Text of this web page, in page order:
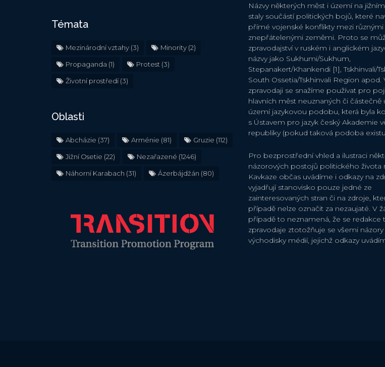
Témata
Mezinárodní vztahy (3) Minority (2)
Propaganda (1) Protest (3)
Životní prostředí(3)
Oblasti
Abcházie (37) Arménie (81) Gruzie (112)
Jižní Osetie (22) Nezařazené (1246)
Náhorní Karabach (31) Ázerbájdžán (80)
Názvy některých měst i území na
staly součástí politických bojů, které
přímé vojenské konflikty mezi různými
znepřátelenými zeměmi. Proto se
zpravodajství v ruském i anglickém
názvy jako Sukhumi/Sukhum,
Stepanakert/Khankendi [1], Tskhinvali/
South Ossetia/Tskhinvali Region
zpravodaji se snažíme používat pro
hlavních měst neuznaných či částečně
území jazykovou podobu, která byla
s Ústavem pro jazyk český Akademie
republiky (pokud taková podoba
Pro bezprostřední vhled a ilustraci
názorových postojů politického života
Kavkaze občas uvádíme i odkazy na
vyjadřují stanovisko pouze jedné ze
zainteresovaných stran či na zdroje,
případě nelze označit za nezaujaté. V
případě to neznamená, že se redakce
zpravodaje ztotožňuje se všemi názory
východisky médií, jejichž odkazy